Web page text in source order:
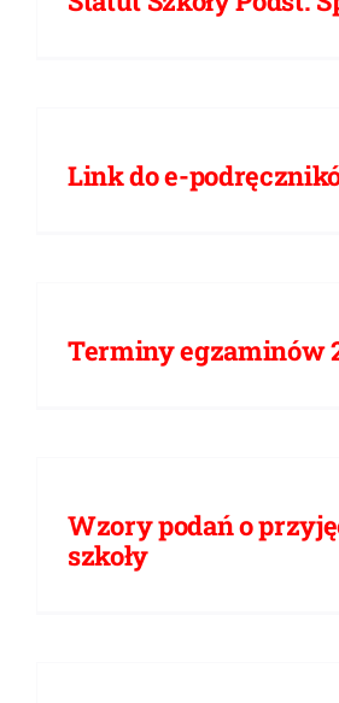
Link do e-
Terminy egzaminów
Wzory podań o
szkoły